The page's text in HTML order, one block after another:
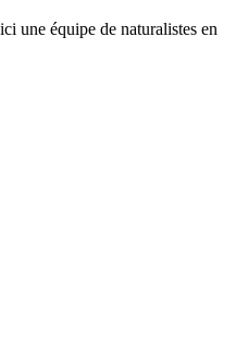
une équipe de naturalistes en